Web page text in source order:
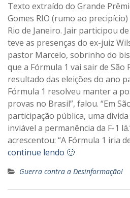
Texto extraído do Grande
Gomes RIO (rumo ao
Rio de Janeiro. Jair participou
teve as presenças do ex-juiz
pastor Marcelo, sobrinho do
que a Fórmula 1 vai sair de São
resultado das eleições do ano
Fórmula 1 resolveu manter a
provas no Brasil”, falou. “Em
participação pública, uma
inviável a permanência da F-1
acrescentou: “A Fórmula 1 iria
continue lendo 🙂
Guerra contra a Desinformação!